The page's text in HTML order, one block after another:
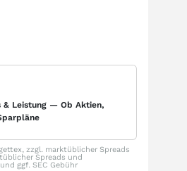
& Leistung — Ob Aktien,
zzgl. marktüblicher Spreads
Spreads und
ggf. SEC Gebühr